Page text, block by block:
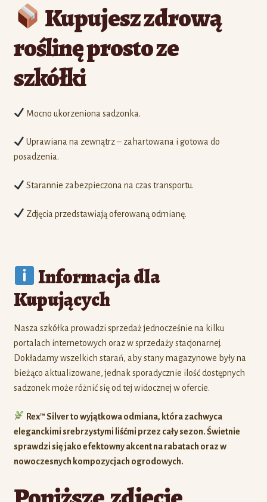
Kupujesz zdrową
roślinę prosto ze
szkółki
Mocno ukorzeniona sadzonka.
Uprawiana na zewnątrz – zahartowana i gotowa do
posadzenia.
Starannie zabezpieczona na czas transportu.
Zdjęcia przedstawiają oferowaną odmianę.
Informacja dla
Kupujących
Nasza szkółka prowadzi sprzedaż jednocześnie na kilku
portalach internetowych oraz w sprzedaży stacjonarnej.
Dokładamy wszelkich starań, aby stany magazynowe były na
bieżąco aktualizowane, jednak sporadycznie ilość dostępnych
sadzonek może różnić się od tej widocznej w ofercie.
Rex™ Silver to wyjątkowa odmiana, która zachwyca
eleganckimi srebrzystymi liśćmi przez cały sezon. Świetnie
sprawdzi się jako efektowny akcent na rabatach oraz w
nowoczesnych kompozycjach ogrodowych.